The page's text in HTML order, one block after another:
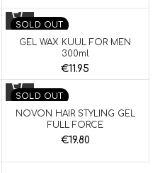
SOLD OUT
GEL WAX KUUL FOR MEN
300ml
€11.95
SOLD OUT
NOVON HAIR STYLING GEL
FULL FORCE
€19.80